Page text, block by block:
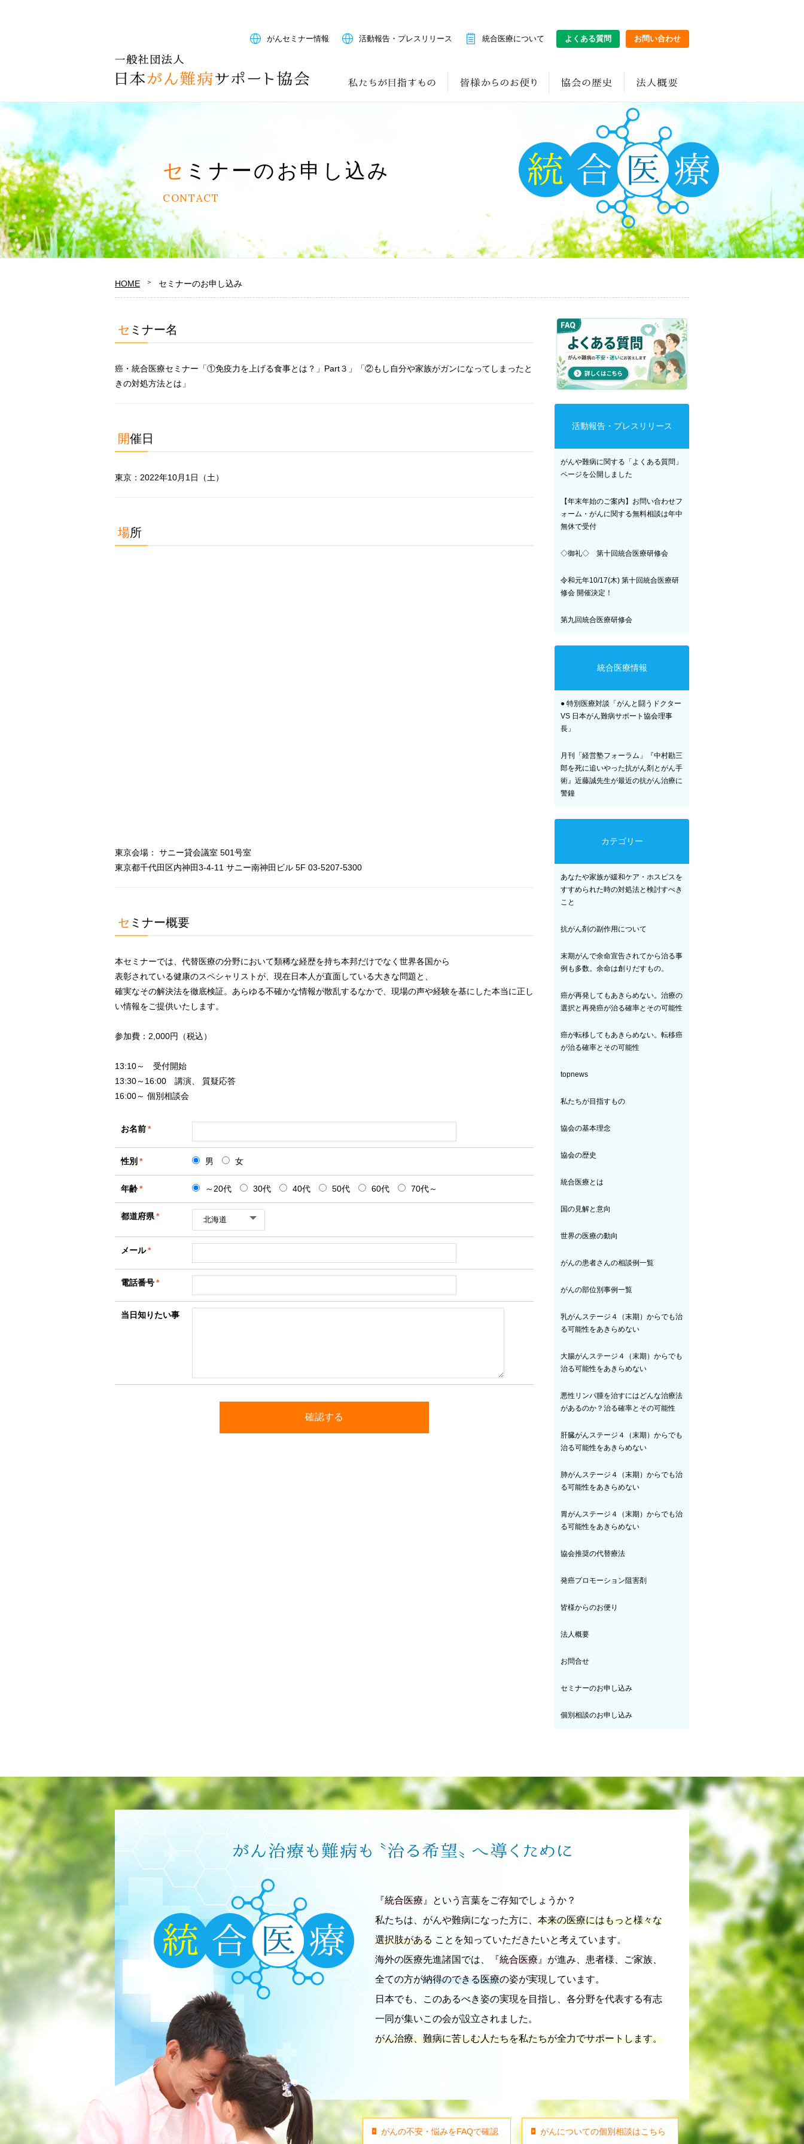
がんセミナー情報 活動報告・プレスリリース 統合医療について よくある質問 お問い合わせ
セミナーのお申し込み
CONTACT
HOME セミナーのお申し込み
セミナー名
癌・統合医療セミナー「①免疫力を上げる食事とは？」Part３」「②もし自分や家族がガンになってしまったと
きの対処方法とは」
開催日
東京：2022年10月1日（土）
場所
東京会場： サニー貸会議室 501号室
東京都千代田区内神田3-4-11 サニー南神田ビル 5F 03-5207-5300
セミナー概要
本セミナーでは、代替医療の分野において類稀な経歴を持ち本邦だけでなく世界各国から
表彰されている健康のスペシャリストが、現在日本人が直面している大きな問題と、
確実なその解決法を徹底検証。あらゆる不確かな情報が散乱するなかで、現場の声や経験を基にした本当に正し
い情報をご提供いたします。
参加費：2,000円（税込）
13:10～ 受付開始
13:30～16:00 講演、 質疑応答
16:00～ 個別相談会
お名前*
性別 * 男 女
年齢* ～20代 30代 40代 50代 60代 70代～
都道府県*
メール*
電話番号*
当日知りたい事
活動報告・プレスリリース
がんや難病に関する「よくある質問」
ページを公開しました
【年末年始のご案内】お問い合わせフ
ォーム・がんに関する無料相談は年中
無休で受付
◇御礼◇ 第十回統合医療研修会
令和元年10/17(木) 第十回統合医療研
修会 開催決定！
第九回統合医療研修会
統合医療情報
● 特別医療対談「がんと闘うドクター
VS 日本がん難病サポート協会理事
長」
月刊「経営塾フォーラム」『中村勘三
郎を死に追いやった抗がん剤とがん手
術』近藤誠先生が最近の抗がん治療に
警鐘
カテゴリー
あなたや家族が緩和ケア・ホスピスを
すすめられた時の対処法と検討すべき
こと
抗がん剤の副作用について
末期がんで余命宣告されてから治る事
例も多数。余命は創りだすもの。
癌が再発してもあきらめない。治療の
選択と再発癌が治る確率とその可能性
癌が転移してもあきらめない。転移癌
が治る確率とその可能性
topnews
私たちが目指すもの
協会の基本理念
協会の歴史
統合医療とは
国の見解と意向
世界の医療の動向
がんの患者さんの相談例一覧
がんの部位別事例一覧
乳がんステージ４（末期）からでも治
る可能性をあきらめない
大腸がんステージ４（末期）からでも
治る可能性をあきらめない
悪性リンパ腫を治すにはどんな治療法
があるのか？治る確率とその可能性
肝臓がんステージ４（末期）からでも
治る可能性をあきらめない
肺がんステージ４（末期）からでも治
る可能性をあきらめない
胃がんステージ４（末期）からでも治
る可能性をあきらめない
協会推奨の代替療法
発癌プロモーション阻害剤
皆様からのお便り
法人概要
お問合せ
セミナーのお申し込み
個別相談のお申し込み
『統合医療 』という言葉をご存知でしょうか？
私たちは、がんや難病になった方に、 本来の医療にはもっと様々な
選択肢がある ことを知っていただきたいと考えています。
海外の医療先進諸国では、『統合医療 』が進み、患者様、ご家族、
全ての方が納得のできる医療の姿が実現しています。
日本でも、このあるべき姿の実現を目指し、各分野を代表する有志
一同が集いこの会が設立されました。
がん治療、難病に苦しむ人たちを私たちが全力でサポートします。
がんの不安・悩みをFAQで確認 がんについての個別相談はこちら